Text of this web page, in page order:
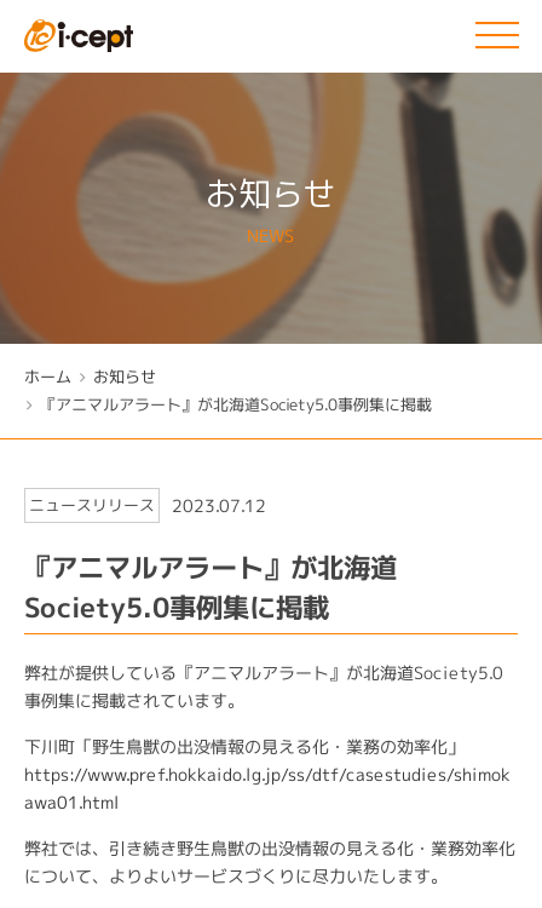
お知らせ
NEWS
ホーム お知らせ
『アニマルアラート』が北海道Society5.0事例集に掲載
ニュースリリース 2023.07.12
『アニマルアラート』が北海道
Society5.0事例集に掲載
弊社が提供している『アニマルアラート』が北海道Society5.0
事例集に掲載されています。
下川町「野生鳥獣の出没情報の見える化・業務の効率化」
https://www.pref.hokkaido.lg.jp/ss/dtf/casestudies/shimok
awa01.html
弊社では、引き続き野生鳥獣の出没情報の見える化・業務効率化
について、よりよいサービスづくりに尽力いたします。